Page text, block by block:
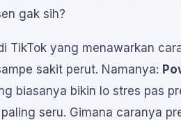
gak sih?
TikTok yang menawarkan
sakit perut. Namanya:
biasanya bikin lo stres pas
seru. Gimana caranya